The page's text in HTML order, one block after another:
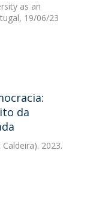
as an
19/06/23
da
2023.